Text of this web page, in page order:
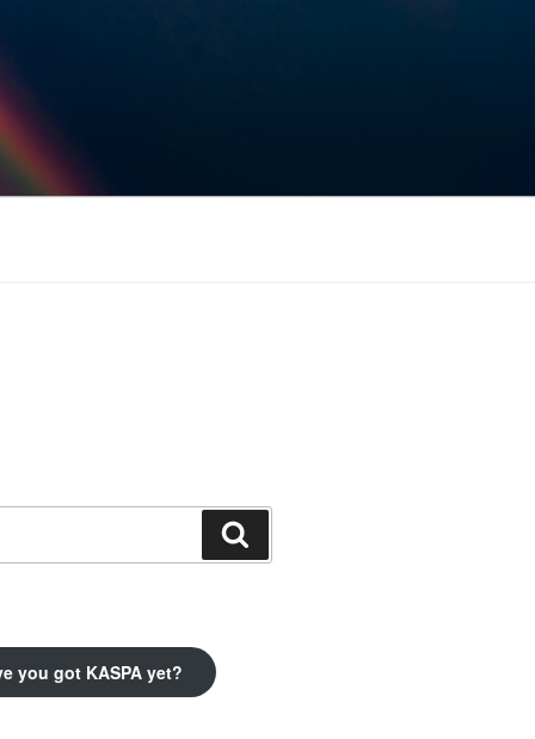
you got KASPA yet?